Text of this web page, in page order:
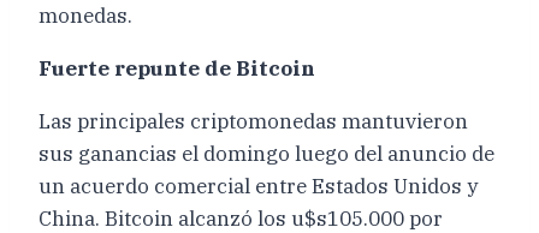
monedas.
Fuerte repunte de Bitcoin
Las principales criptomonedas mantuvieron
sus ganancias el domingo luego del anuncio de
un acuerdo comercial entre Estados Unidos y
China. Bitcoin alcanzó los u$s105.000 por